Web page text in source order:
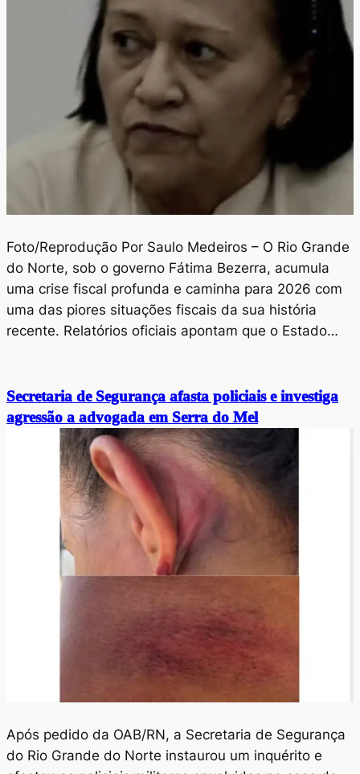
Foto/Reprodução Por Saulo Medeiros – O Rio Grande
do Norte, sob o governo Fátima Bezerra, acumula
uma crise fiscal profunda e caminha para 2026 com
uma das piores situações fiscais da sua história
recente. Relatórios oficiais apontam que o Estado…
Secretaria de Segurança afasta policiais e investiga
agressão a advogada em Serra do Mel
Após pedido da OAB/RN, a Secretaria de Segurança
do Rio Grande do Norte instaurou um inquérito e